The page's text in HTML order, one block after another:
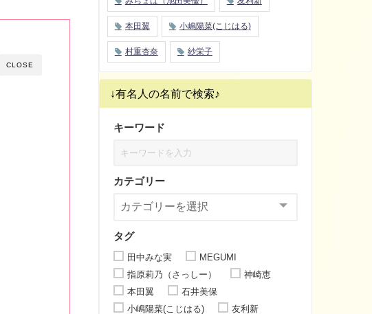
CLOSE
本田翼 小嶋陽菜(こじはる)
村重杏奈 紗栄子
↓有名人の名前で検索♪
キーワード
カテゴリー
タグ
田中みな実
MEGUMI
指原莉乃（さっしー）
神崎恵
本田翼
石井美保
小嶋陽菜(こじはる)
友利新